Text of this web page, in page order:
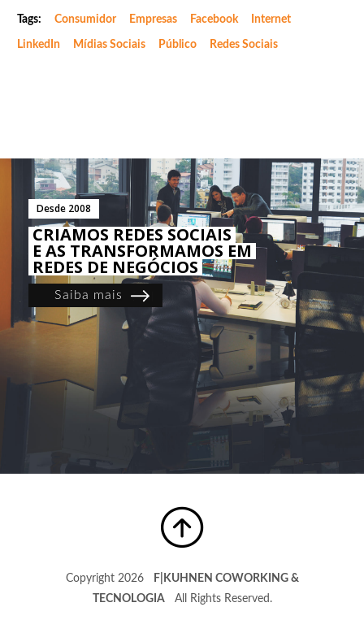
Tags: Consumidor Empresas Facebook Internet
LinkedIn Mídias Sociais Público Redes Sociais
Desde 2008
CRIAMOS REDES SOCIAIS
E AS TRANSFORMAMOS EM
REDES DE NEGÓCIOS
Saiba mais
Copyright 2026
F|KUHNEN COWORKING &
TECNOLOGIAAll Rights Reserved.